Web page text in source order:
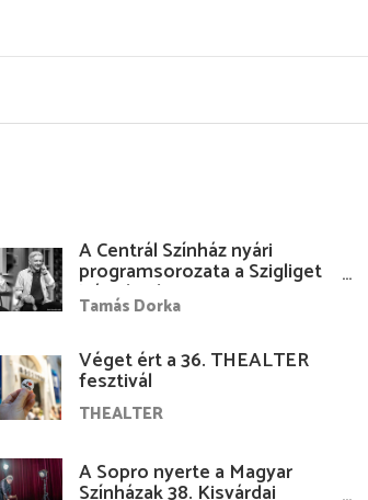
A Centrál Színház nyári
programsorozata a Szigliget
Várudvarban
Tamás Dorka
Véget ért a 36. THEALTER
fesztivál
THEALTER
A Sopro nyerte a Magyar